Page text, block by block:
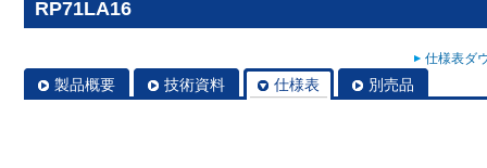
RP71LA16
仕様表ダ
製品概要 技術資料 仕様表 別売品